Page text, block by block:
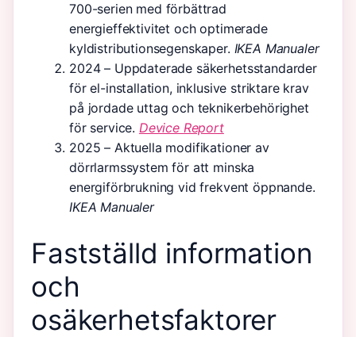
700-serien med förbättrad
energieffektivitet och optimerade
kyldistributionsegenskaper. IKEA Manualer
2024– Uppdaterade säkerhetsstandarder
för el-installation, inklusive striktare krav
på jordade uttag och teknikerbehörighet
för service. Device Report
2025 – Aktuella modifikationer av
dörrlarmssystem för att minska
energiförbrukning vid frekvent öppnande.
IKEA Manualer
Fastställd information
och
osäkerhetsfaktorer